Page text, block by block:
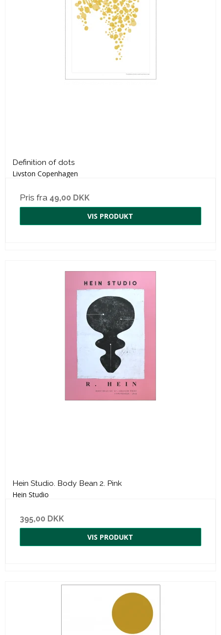
Definition of dots
Livston Copenhagen
Pris fra 49,00 DKK
VIS PRODUKT
Hein Studio. Body Bean 2. Pink
Hein Studio
395,00 DKK
VIS PRODUKT